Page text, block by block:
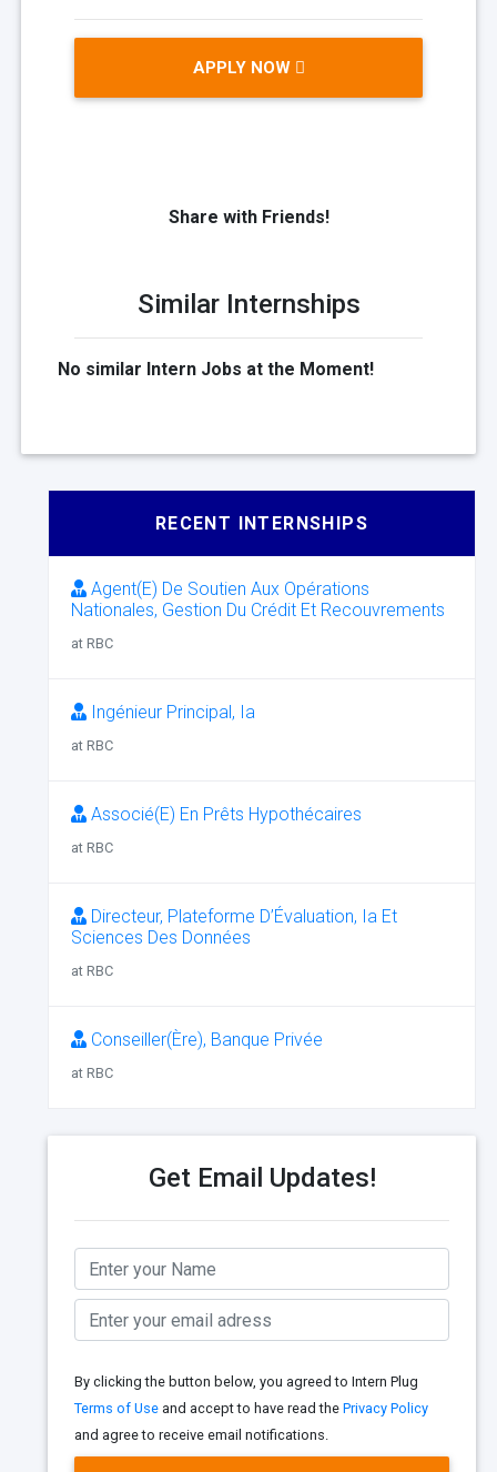
APPLY NOW
Share with Friends!
Similar Internships
No similar Intern Jobs at the Moment!
RECENT INTERNSHIPS
Agent(E) De Soutien Aux Opérations
Nationales, Gestion Du Crédit Et Recouvrements
at RBC
Ingénieur Principal, Ia
at RBC
Associé(E) En Prêts Hypothécaires
at RBC
Directeur, Plateforme D’Évaluation, Ia Et
Sciences Des Données
at RBC
Conseiller(Ère), Banque Privée
at RBC
Get Email Updates!
By clicking the button below, you agreed to Intern Plug
Terms of Use and accept to have read the Privacy Policy
and agree to receive email notifications.